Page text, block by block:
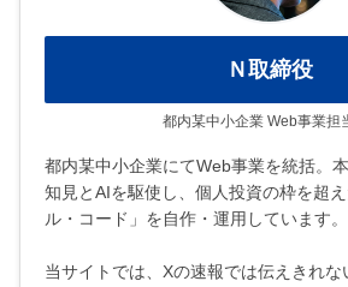
Ｎ取締役
都内某中小企業 Web事業担
都内某中小企業にてWeb事業を統括。
知見とAIを駆使し、個人投資の枠を超
ル・コード」を自作・運用しています。
当サイトでは、Xの速報では伝えきれ